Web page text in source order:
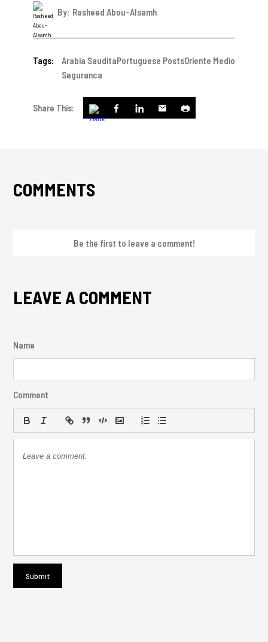
By: Rasheed Abou-Alsamh
Tags: Arabia SauditaPortuguese PostsOriente Medio
Seguranca
Share This:
COMMENTS
Be the first to leave a comment!
LEAVE A COMMENT
Name
Comment